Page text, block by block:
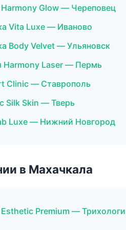
Harmony Glow — Череповец
Vita Luxe — Иваново
Body Velvet — Ульяновск
Harmony Laser — Пермь
Clinic — Ставрополь
Silk Skin — Тверь
Luxe — Нижний Новгород
в Махачкала
Premium —